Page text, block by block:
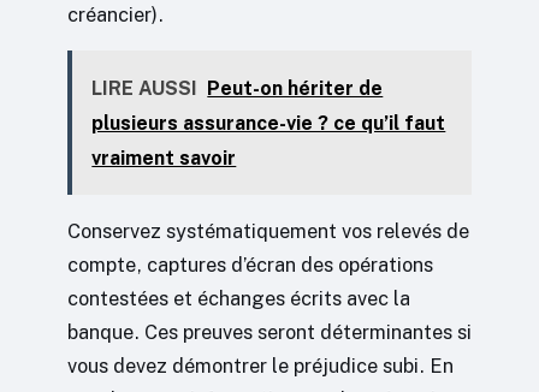
créancier).
LIRE AUSSI Peut-on hériter de
plusieurs assurance-vie ? ce qu’il faut
vraiment savoir
Conservez systématiquement vos relevés de
compte, captures d’écran des opérations
contestées et échanges écrits avec la
banque. Ces preuves seront déterminantes si
vous devez démontrer le préjudice subi. En